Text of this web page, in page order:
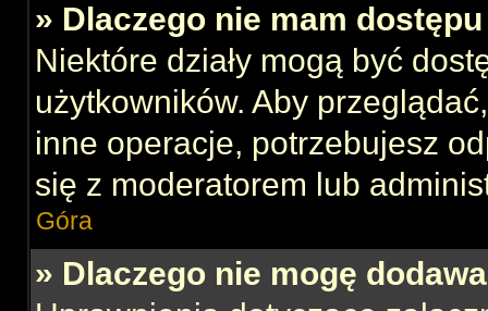
» Dlaczego nie mam dostępu
Niektóre działy mogą być
użytkowników. Aby
inne operacje, potrzebujesz
się z moderatorem lub
Góra
» Dlaczego nie mogę